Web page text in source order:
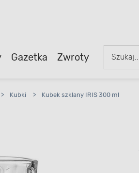
Gazetka Zwroty
> Kubki > Kubek szklany IRIS 300 ml